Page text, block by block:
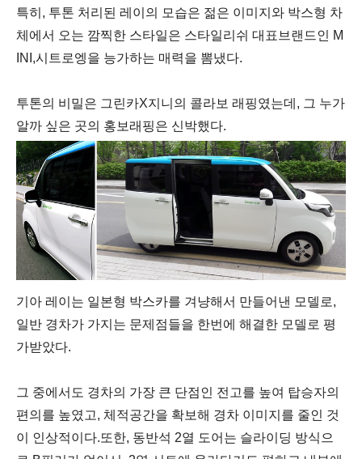
특히, 투톤 처리된 레이의 모습은 젊은 이미지와 박스형 차
체에서 오는 깜찍한 스타일은 스타일리쉬 대표브랜드인 M
INI,시트로엥을 능가하는 매력을 뽐냈다.
투톤의 비밀은 그린카X지니의 콜라보 래핑였는데, 그 누가
알까 싶은 곳의 홍보래핑은 신박했다.
기아 레이는 일본형 박스카를 겨냥해서 만들어낸 모델로,
일반 경차가 가지는 문제점들을 한번에 해결한 모델로 평
가받았다.
그 중에서도 경차의 가장 큰 단점인 전고를 높여 탑승자의
편의를 높였고, 체적공간을 확보해 경차 이미지를 줄인 것
이 인상적이다.또한, 동반석 2열 도어는 슬라이딩 방식으